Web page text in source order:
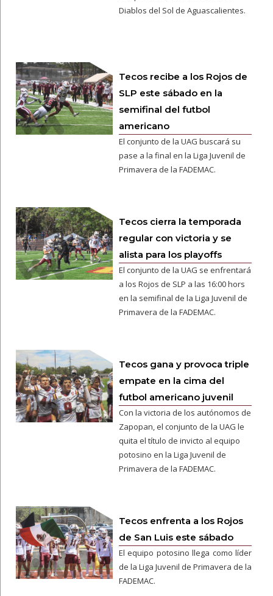
Diablos del Sol de Aguascalientes.
Tecos recibe a los Rojos de
SLP este sábado en la
semifinal del futbol
americano
El conjunto de la UAG buscará su
pase a la final en la Liga Juvenil de
Primavera de la FADEMAC.
Tecos cierra la temporada
regular con victoria y se
alista para los playoffs
El conjunto de la UAG se enfrentará
a los Rojos de SLP a las 16:00 hors
en la semifinal de la Liga Juvenil de
Primavera de la FADEMAC.
Tecos gana y provoca triple
empate en la cima del
futbol americano juvenil
Con la victoria de los autónomos de
Zapopan, el conjunto de la UAG le
quita el título de invicto al equipo
potosino en la Liga Juvenil de
Primavera de la FADEMAC.
Tecos enfrenta a los Rojos
de San Luis este sábado
El equipo potosino llega como líder
de la Liga Juvenil de Primavera de la
FADEMAC.